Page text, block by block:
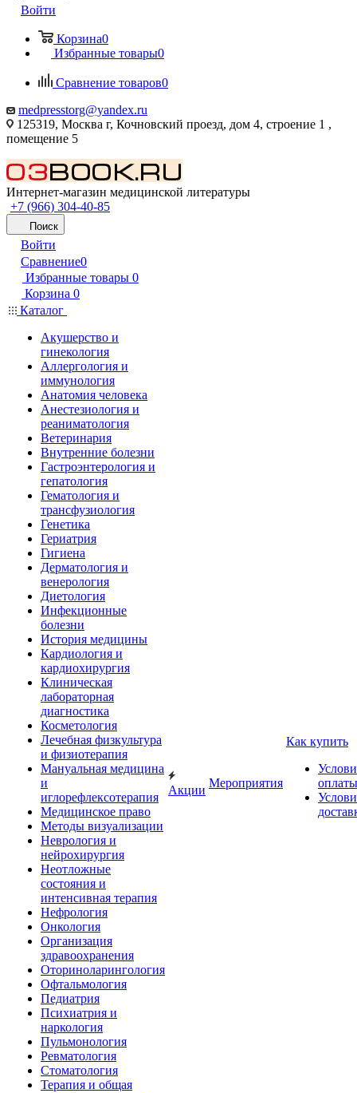
Войти
Корзина0
Избранные товары0
Сравнение товаров0
medpresstorg@yandex.ru
125319, Москва г, Кочновский проезд, дом 4, строение 1 ,
помещение 5
Интернет-магазин медицинской литературы
+7 (966) 304-40-85
Поиск
Войти
Сравнение0
Избранные товары 0
Корзина 0
Каталог
Акушерство и
гинекология
Аллергология и
иммунология
Анатомия человека
Анестезиология и
реаниматология
Ветеринария
Внутренние болезни
Гастроэнтерология и
гепатология
Гематология и
трансфузиология
Генетика
Гериатрия
Гигиена
Дерматология и
венерология
Диетология
Инфекционные
болезни
История медицины
Кардиология и
кардиохирургия
Клиническая
лабораторная
диагностика
Косметология
Лечебная физкультура
и физиотерапия
Мануальная медицина
и
иглорефлексотерапия
Медицинское право
Методы визуализации
Неврология и
нейрохирургия
Неотложные
состояния и
интенсивная терапия
Нефрология
Онкология
Организация
здравоохранения
Оториноларингология
Офтальмология
Педиатрия
Психиатрия и
наркология
Пульмонология
Ревматология
Стоматология
Терапия и общая
Акции
Мероприятия
Как купить
оплаты